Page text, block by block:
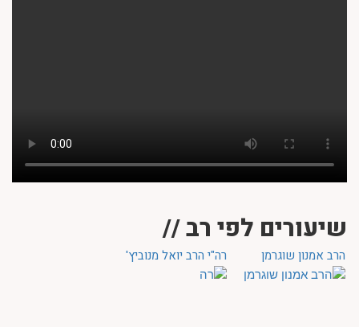
שיעורים לפי רב //
הרב אמנון שוגרמן רה"י הרב יואל מנוביץ'